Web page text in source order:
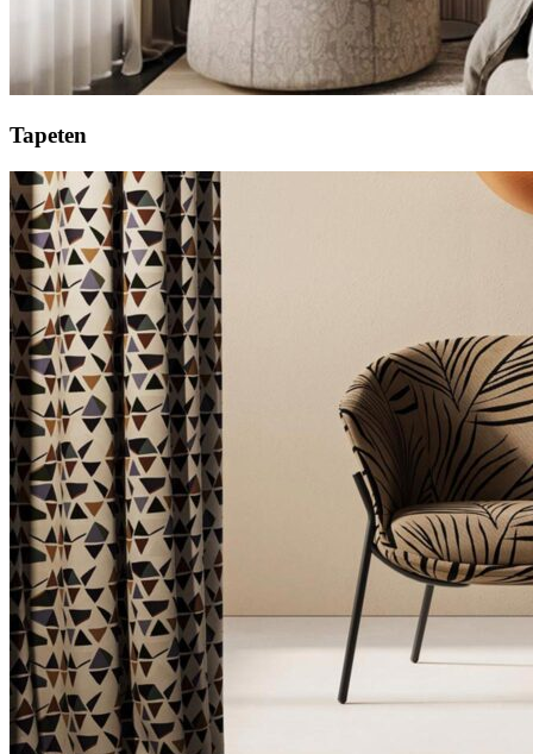
Tapeten